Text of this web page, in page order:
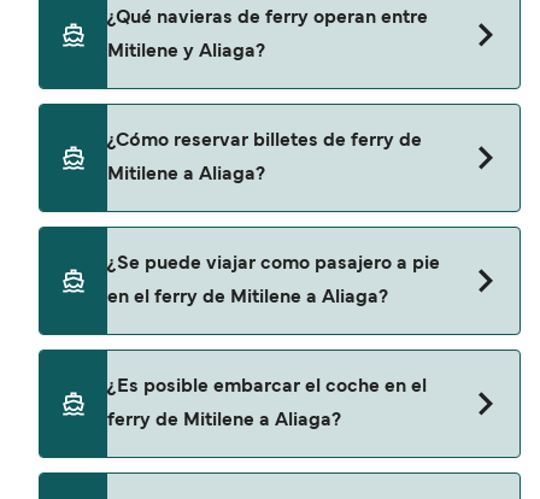
información más actualizada.
variar según la temporada. El precio promedio de
un ferry de Mitilene a Aliaga es de 112€. El precio
no incluye los gastos de reserva.
¿Qué navieras de ferry operan entre
Mitilene y Aliaga?
a Aliaga.
¿Cómo reservar billetes de ferry de
Mitilene a Aliaga?
través de nuestro buscador de ferry online.
Además, también puedes consultar nuestra
página de ofertas para descrubrir las últimas
navieras.
¿Se puede viajar como pasajero a pie
en el ferry de Mitilene a Aliaga?
Mitilene a Aliaga con:
¿Es posible embarcar el coche en el
ferry de Mitilene a Aliaga?